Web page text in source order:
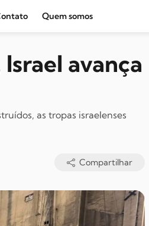
Quem somos
avança
as tropas israelenses
Compartilhar